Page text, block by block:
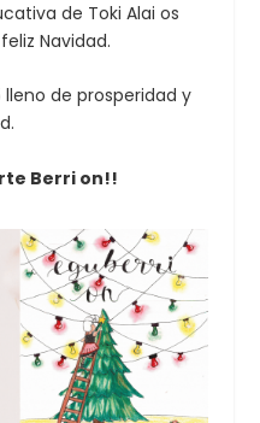
de Toki Alai os
Navidad.
de prosperidad y
Berri on!!